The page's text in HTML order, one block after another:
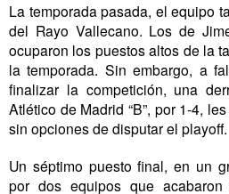
La temporada pasada, el equipo
del Rayo Vallecano. Los de
ocuparon los puestos altos de la
la temporada. Sin embargo, a
finalizar la competición, una
Atlético de Madrid “B”, por 1-4,
sin opciones de disputar el playoff.
Un séptimo puesto final, en un
por dos equipos que